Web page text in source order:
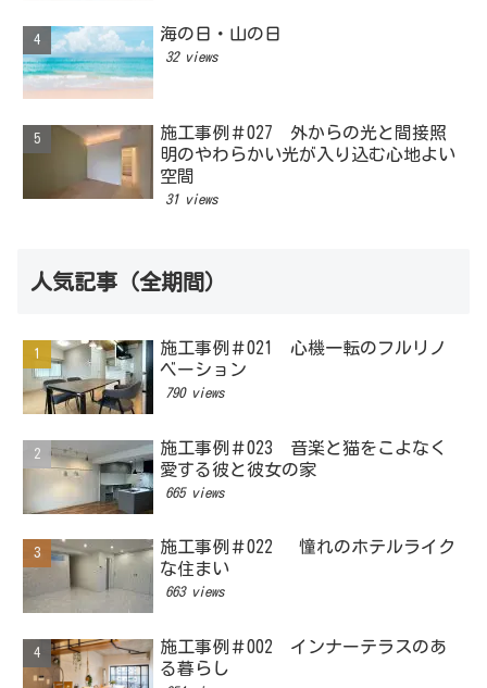
海の日・山の日
32 views
施工事例＃027 外からの光と間接照
明のやわらかい光が入り込む心地よい
空間
31 views
人気記事（全期間）
施工事例＃021 心機一転のフルリノ
ベーション
790 views
施工事例＃023 音楽と猫をこよなく
愛する彼と彼女の家
665 views
施工事例＃022 憧れのホテルライク
な住まい
663 views
施工事例＃002 インナーテラスのあ
る暮らし